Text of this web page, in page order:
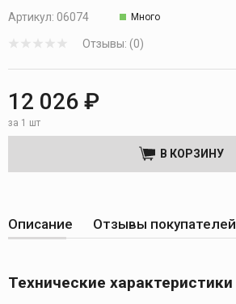
Артикул: 06074 Много
Отзывы: (0)
12 026 ₽
за 1 шт
В КОРЗИНУ
Описание Отзывы покупателей
Технические характеристики